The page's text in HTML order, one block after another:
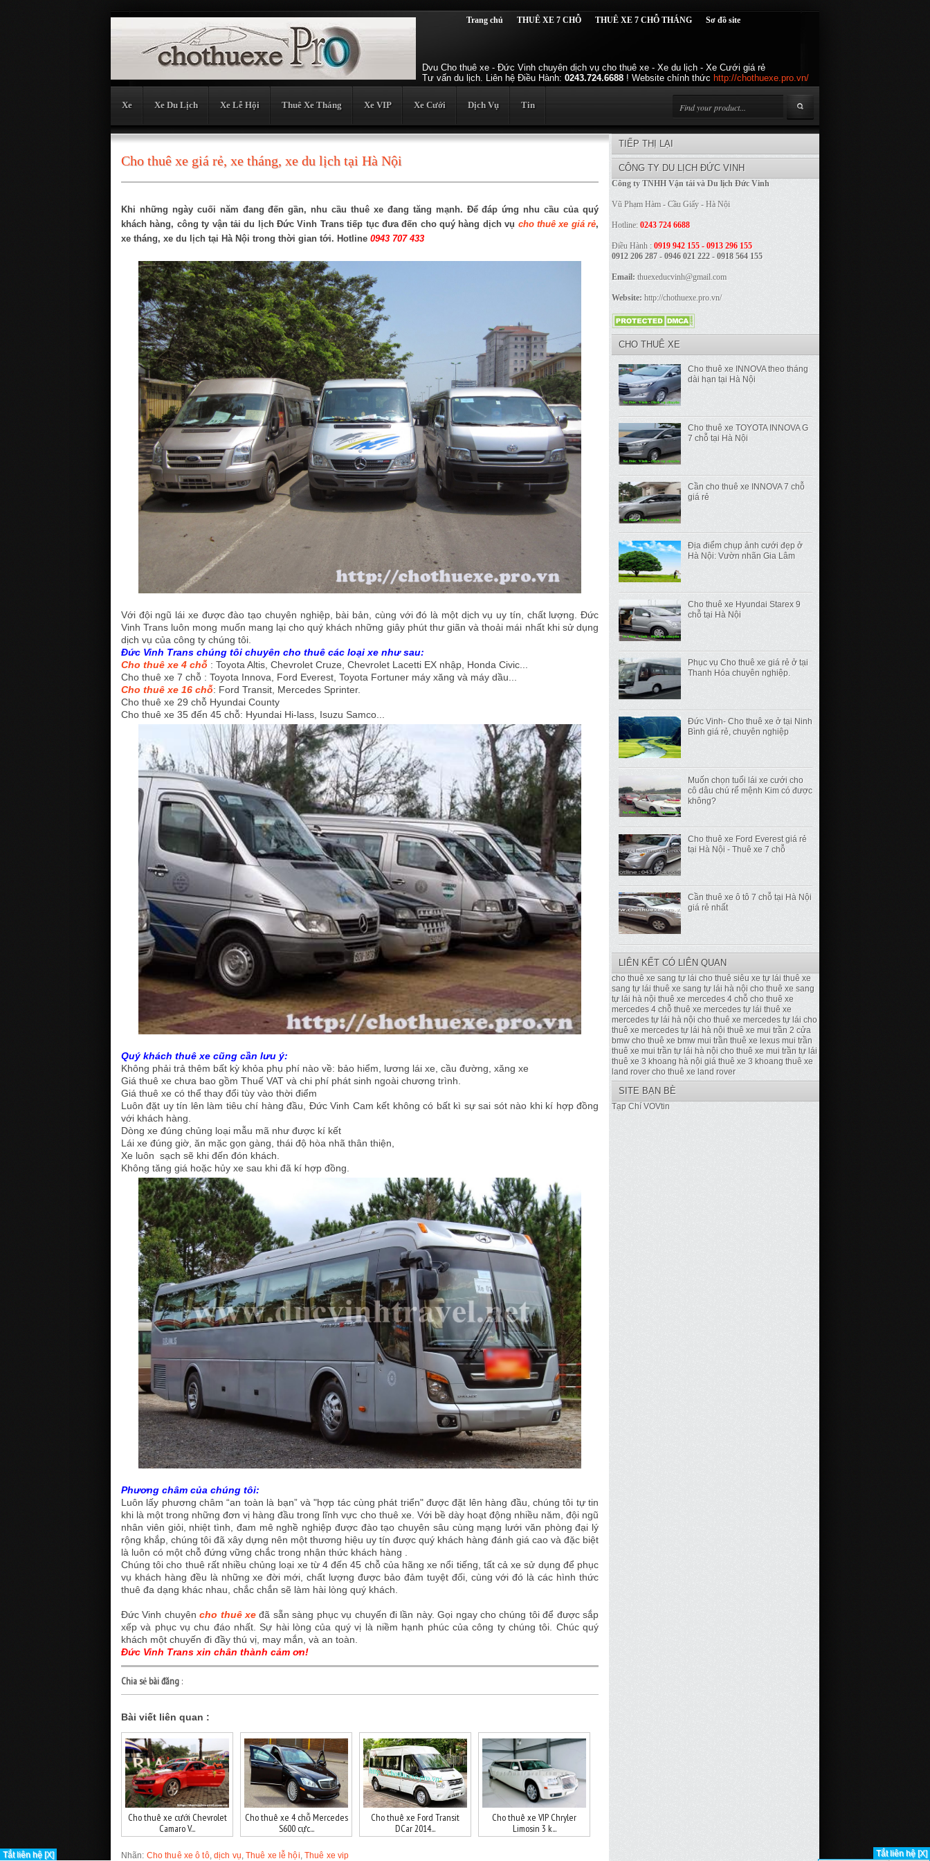
Trang chủ THUÊ XE 7 CHỖ THUÊ XE 7 CHỖ THÁNG Sơ đồ site
Dvu Cho thuê xe - Đức Vinh chuyên dịch vụ cho thuê xe - Xe du lịch - Xe Cưới giá rẻ
Tư vấn du lịch. Liên hệ Điều Hành: 0243.724.6688 ! Website chính thức http://chothuexe.pro.vn/
Xe Xe Du Lịch Xe Lễ Hội Thuê Xe Tháng Xe VIP Xe Cưới Dịch Vụ Tin
Cho thuê xe giá rẻ, xe tháng, xe du lịch tại Hà Nội
Khi những ngày cuối năm đang đến gần, nhu cầu thuê xe đang tăng mạnh. Để đáp ứng nhu cầu của quý
khách hàng, công ty vận tải du lịch Đức Vinh Trans tiếp tục đưa đến cho quý hàng dịch vụ cho thuê xe giá rẻ,
xe tháng, xe du lịch tại Hà Nội trong thời gian tới. Hotline 0943 707 433
Với đội ngũ lái xe được đào tạo chuyên nghiệp, bài bản, cùng với đó là một dịch vụ uy tín, chất lượng. Đức
Vinh Trans luôn mong muốn mang lại cho quý khách những giây phút thư giãn và thoải mái nhất khi sử dụng
dịch vụ của công ty chúng tôi.
Đức Vinh Trans chúng tôi chuyên cho thuê các loại xe như sau:
Cho thuê xe 4 chỗ : Toyota Altis, Chevrolet Cruze, Chevrolet Lacetti EX nhập, Honda Civic...
Cho thuê xe 7 chỗ : Toyota Innova, Ford Everest, Toyota Fortuner máy xăng và máy dầu...
Cho thuê xe 16 chỗ: Ford Transit, Mercedes Sprinter.
Cho thuê xe 29 chỗ Hyundai County
Cho thuê xe 35 đến 45 chỗ: Hyundai Hi-lass, Isuzu Samco...
Quý khách thuê xe cũng cần lưu ý:
Không phải trả thêm bất kỳ khỏa phụ phí nào về: bảo hiểm, lương lái xe, cầu đường, xăng xe
Giá thuê xe chưa bao gồm Thuế VAT và chi phí phát sinh ngoài chương trình.
Giá thuê xe có thể thay đổi tùy vào thời điểm
Luôn đặt uy tín lên làm tiêu chí hàng đầu, Đức Vinh Cam kết không có bất kì sự sai sót nào khi kí hợp đồng
với khách hàng.
Dòng xe đúng chủng loại mẫu mã như được kí kết
Lái xe đúng giờ, ăn mặc gọn gàng, thái độ hòa nhã thân thiện,
Xe luôn sạch sẽ khi đến đón khách.
Không tăng giá hoặc hủy xe sau khi đã kí hợp đồng.
Phương châm của chúng tôi:
Luôn lấy phương châm “an toàn là bạn” và "hợp tác cùng phát triển" được đặt lên hàng đầu, chúng tôi tự tin
khi là một trong những đơn vị hàng đầu trong lĩnh vực cho thuê xe . Với bề dày hoạt động nhiều năm, đội ngũ
nhân viên giỏi, nhiệt tình, đam mê nghề nghiệp được đào tạo chuyên sâu cùng mạng lưới văn phòng đại lý
rộng khắp, chúng tôi đã xây dựng nên một thương hiệu uy tín được quý khách hàng đánh giá cao và đặc biệt
là luôn có một chỗ đứng vững chắc trong nhận thức khách hàng .
Chúng tôi cho thuê rất nhiều chủng loại xe từ 4 đến 45 chỗ của hãng xe nổi tiếng, tất cả xe sử dụng để phục
vụ khách hàng đều là những xe đời mới, chất lượng được bảo đảm tuyệt đối, cùng với đó là các hình thức
thuê đa dạng khác nhau, chắc chắn sẽ làm hài lòng quý khách.
Đức Vinh chuyêncho thuê xe đã sẵn sàng phục vụ chuyến đi lần này. Gọi ngay cho chúng tôi để được sắp
xếp và phục vụ chu đáo nhất. Sự hài lòng của quý vị là niềm hạnh phúc của công ty chúng tôi. Chúc quý
khách một chuyến đi đầy thú vị, may mắn, và an toàn.
Đức Vinh Trans xin chân thành cảm ơn!
Chia sẻ bài đăng :
Bài viết liên quan :
Cho thuê xe cưới Chevrolet
Camaro V...
Cho thuê xe 4 chỗ Mercedes
S600 cực...
Cho thuê xe Ford Transit
DCar 2014...
Cho thuê xe VIP Chryler
Limosin 3 k...
Nhãn: Cho thuê xe ô tô, dịch vụ, Thuê xe lễ hội, Thuê xe vip
TIẾP THỊ LẠI
Tắt liên hệ [X] Tắt liên hệ [X]
CÔNG TY DU LỊCH ĐỨC VINH
Công ty TNHH Vận tải và Du lịch Đức Vinh
Vũ Phạm Hàm - Cầu Giấy - Hà Nội
Hotline: 0243 724 6688
Điều Hành : 0919 942 155 - 0913 296 155
0912 206 287 - 0946 021 222 - 0918 564 155
Email: thuexeducvinh@gmail.com
Website: http://chothuexe.pro.vn/
CHO THUÊ XE
Cho thuê xe INNOVA theo tháng
dài hạn tại Hà Nội
Cho thuê xe TOYOTA INNOVA G
7 chỗ tại Hà Nội
Cần cho thuê xe INNOVA 7 chỗ
giá rẻ
Địa điểm chụp ảnh cưới đẹp ở
Hà Nội: Vườn nhãn Gia Lâm
Cho thuê xe Hyundai Starex 9
chỗ tại Hà Nội
Phục vụ Cho thuê xe giá rẻ ở tại
Thanh Hóa chuyên nghiệp.
Đức Vinh- Cho thuê xe ở tại Ninh
Bình giá rẻ, chuyên nghiệp
Muốn chọn tuổi lái xe cưới cho
cô dâu chú rể mệnh Kim có được
không?
Cho thuê xe Ford Everest giá rẻ
tại Hà Nội - Thuê xe 7 chỗ
Cần thuê xe ô tô 7 chỗ tại Hà Nội
giá rẻ nhất
LIÊN KẾT CÓ LIÊN QUAN
cho thuê xe sang tự lái cho thuê siêu xe tự lái thuê xe
sang tự lái thuê xe sang tự lái hà nội cho thuê xe sang
tự lái hà nội thuê xe mercedes 4 chỗ cho thuê xe
mercedes 4 chỗ thuê xe mercedes tự lái thuê xe
mercedes tự lái hà nội cho thuê xe mercedes tự lái cho
thuê xe mercedes tự lái hà nội thuê xe mui trần 2 cửa
bmw cho thuê xe bmw mui trần thuê xe lexus mui trần
thuê xe mui trần tự lái hà nội cho thuê xe mui trần tự lái
thuê xe 3 khoang hà nội giá thuê xe 3 khoang thuê xe
land rover cho thuê xe land rover
SITE BẠN BÈ
Tạp Chí VOVtin